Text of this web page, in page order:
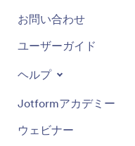
お問い合わせ
ユーザーガイド
ヘルプ
Jotformアカデミー
ウェビナー